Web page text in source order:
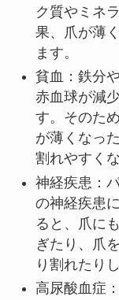
ク質やミネ
果、爪が薄
ます。
貧血：鉄分
赤血球が減
す。そのた
が薄くなっ
割れやすく
神経疾患：
の神経疾患
ると、爪に
ぎたり、爪
り割れたり
高尿酸血症